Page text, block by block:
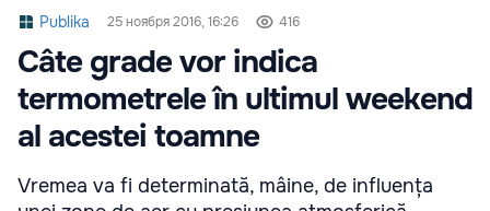
Publika 25 ноября 2016, 16:26 416
Câte grade vor indica
termometrele în ultimul weekend
al acestei toamne
Vremea va fi determinată, mâine, de influența